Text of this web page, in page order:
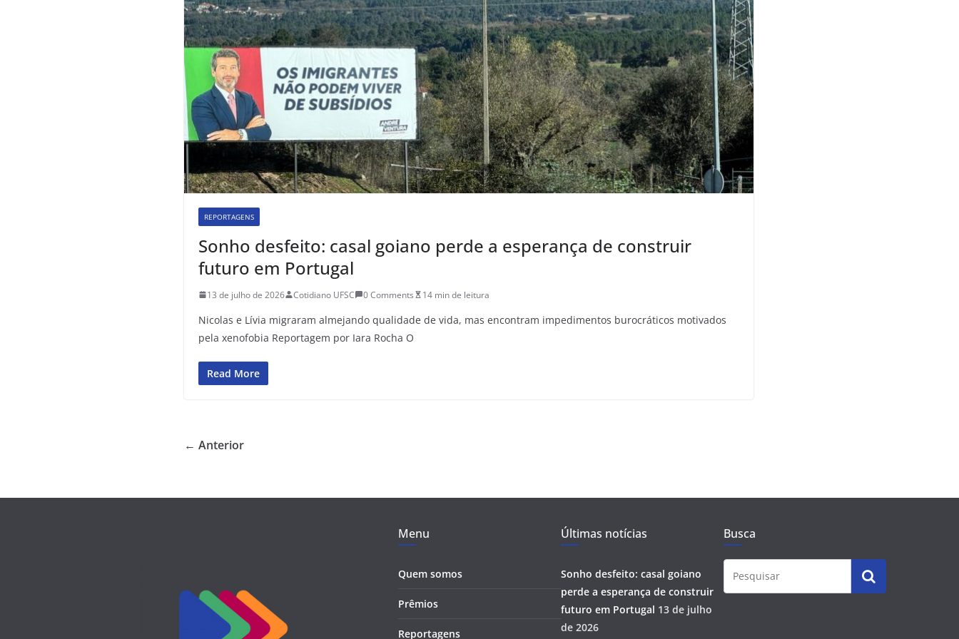
REPORTAGENS
Sonho desfeito: casal goiano perde a esperança de construir
futuro em Portugal
13 de julho de 2026 Cotidiano UFSC 0 Comments 14 min de leitura
Nicolas e Lívia migraram almejando qualidade de vida, mas encontram impedimentos burocráticos motivados
pela xenofobia Reportagem por Iara Rocha O
Read More
← Anterior
Menu
Quem somos
Prêmios
Reportagens
Últimas notícias
Sonho desfeito: casal goiano
perde a esperança de construir
futuro em Portugal 13 de julho
de 2026
Busca